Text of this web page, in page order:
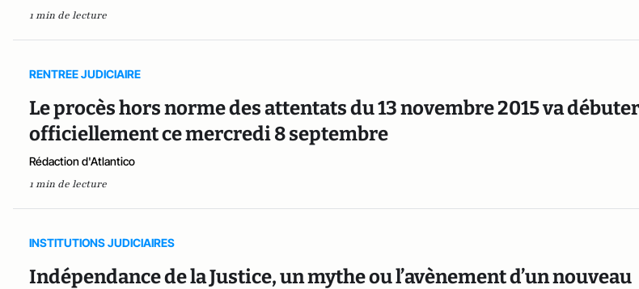
1 min de lecture
RENTREE JUDICIAIRE
Le procès hors norme des attentats du 13 novembre 2015 va débuter
officiellement ce mercredi 8 septembre
Rédaction d'Atlantico
1 min de lecture
INSTITUTIONS JUDICIAIRES
Indépendance de la Justice, un mythe ou l’avènement d’un nouveau